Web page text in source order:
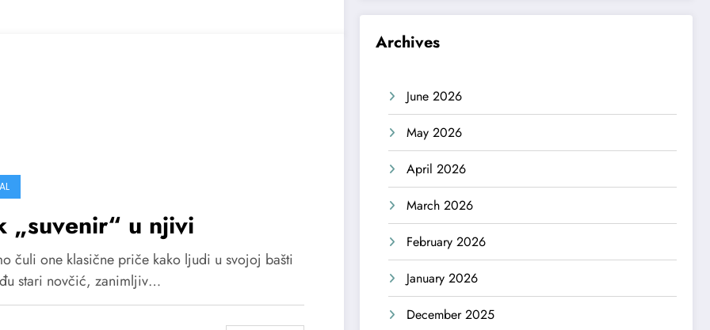
„suvenir“ u njivi
čuli one klasične priče kako ljudi u svojoj bašti
stari novčić, zanimljiv…
Archives
June 2026
May 2026
April 2026
March 2026
February 2026
January 2026
December 2025